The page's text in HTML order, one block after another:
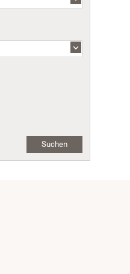
Suchen